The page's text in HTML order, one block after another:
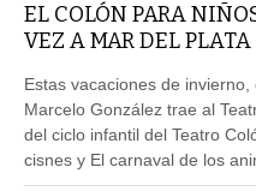
EL COLÓN PARA
VEZ A MAR DEL PLATA
Estas vacaciones de
Marcelo González trae al
del ciclo infantil del Teatro
cisnes y El carnaval de los